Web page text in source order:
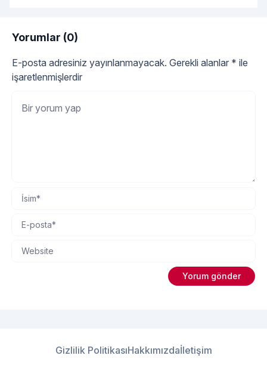
Yorumlar (0)
E-posta adresiniz yayınlanmayacak. Gerekli alanlar * ile
işaretlenmişlerdir
Gizlilik PolitikasıHakkımızdaİletişim